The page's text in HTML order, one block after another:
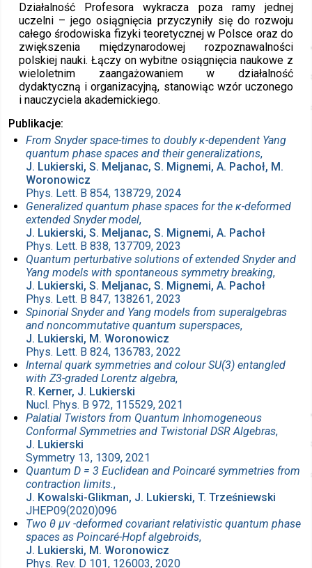
Działalność Profesora wykracza poza ramy jednej
uczelni – jego osiągnięcia przyczyniły się do rozwoju
całego środowiska fizyki teoretycznej w Polsce oraz do
zwiększenia międzynarodowej rozpoznawalności
polskiej nauki. Łączy on wybitne osiągnięcia naukowe z
wieloletnim zaangażowaniem w działalność
dydaktyczną i organizacyjną, stanowiąc wzór uczonego
i nauczyciela akademickiego.
Publikacje
From Snyder space-times to doubly κ-dependent Yang
quantum phase spaces and their generalizations,
J. Lukierski, S. Meljanac, S. Mignemi, A. Pachoł, M.
Woronowicz
Phys. Lett. B 854, 138729, 2024
Generalized quantum phase spaces for the κ-deformed
extended Snyder model,
J. Lukierski, S. Meljanac, S. Mignemi, A. Pachoł
Phys. Lett. B 838, 137709, 2023
Quantum perturbative solutions of extended Snyder and
Yang models with spontaneous symmetry breaking,
J. Lukierski, S. Meljanac, S. Mignemi, A. Pachoł
Phys. Lett. B 847, 138261, 2023
Spinorial Snyder and Yang models from superalgebras
and noncommutative quantum superspaces,
J. Lukierski, M. Woronowicz
Phys. Lett. B 824, 136783, 2022
Internal quark symmetries and colour SU(3) entangled
with Z3-graded Lorentz algebra,
R. Kerner, J. Lukierski
Nucl. Phys. B 972, 115529, 2021
Palatial Twistors from Quantum Inhomogeneous
Conformal Symmetries and Twistorial DSR Algebras,
J. Lukierski
Symmetry 13, 1309, 2021
Quantum D = 3 Euclidean and Poincaré symmetries from
contraction limits.,
J. Kowalski-Glikman, J. Lukierski, T. Trześniewski
JHEP09(2020)096
Two θ μν -deformed covariant relativistic quantum phase
spaces as Poincaré-Hopf algebroids,
J. Lukierski, M. Woronowicz
Phys. Rev. D 101, 126003, 2020